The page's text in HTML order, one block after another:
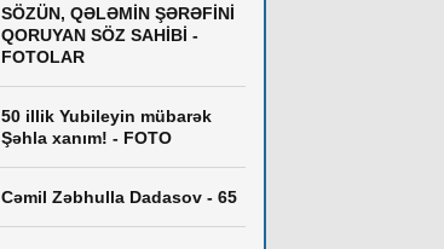
SÖZÜN, QƏLƏMİN ŞƏRƏFİNİ
QORUYAN SÖZ SAHİBİ -
FOTOLAR
50 illik Yubileyin mübarək
Şəhla xanım! - FOTO
Cəmil Zəbhulla Dadasov - 65